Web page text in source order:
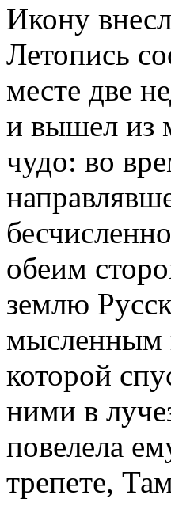
Икону
Летопись
месте две
и вышел из
чудо: во
обеим
землю
мысленным
которой
ними в
повелела
трепете,